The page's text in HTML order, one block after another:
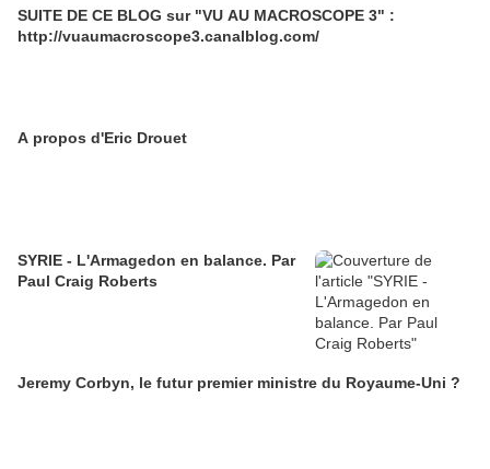
SUITE DE CE BLOG sur "VU AU MACROSCOPE 3" :
http://vuaumacroscope3.canalblog.com/
A propos d'Eric Drouet
SYRIE - L'Armagedon en balance. Par
Paul Craig Roberts
Jeremy Corbyn, le futur premier ministre du Royaume-Uni ?